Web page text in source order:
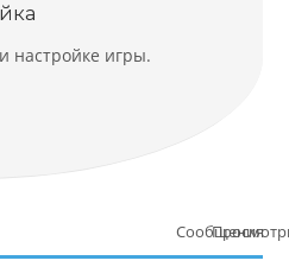
настройке игры.
Сообщения